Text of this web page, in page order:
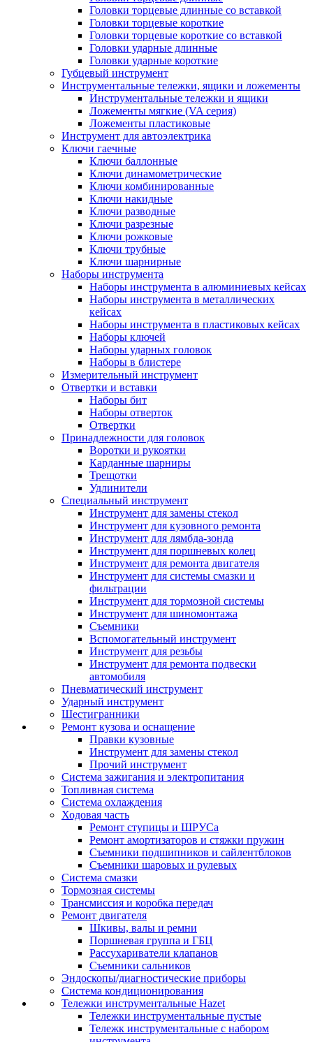
Головки торцевые длинные со вставкой
Головки торцевые короткие
Головки торцевые короткие со вставкой
Головки ударные длинные
Головки ударные короткие
Губцевый инструмент
Инструментальные тележки, ящики и ложементы
Инструментальные тележки и ящики
Ложементы мягкие (VA серия)
Ложементы пластиковые
Инструмент для автоэлектрика
Ключи гаечные
Ключи баллонные
Ключи динамометрические
Ключи комбинированные
Ключи накидные
Ключи разводные
Ключи разрезные
Ключи рожковые
Ключи трубные
Ключи шарнирные
Наборы инструмента
Наборы инструмента в алюминиевых кейсах
Наборы инструмента в металлических
кейсах
Наборы инструмента в пластиковых кейсах
Наборы ключей
Наборы ударных головок
Наборы в блистере
Измерительный инструмент
Отвертки и вставки
Наборы бит
Наборы отверток
Отвертки
Принадлежности для головок
Воротки и рукоятки
Карданные шарниры
Трещотки
Удлинители
Специальный инструмент
Инструмент для замены стекол
Инструмент для кузовного ремонта
Инструмент для лямбда-зонда
Инструмент для поршневых колец
Инструмент для ремонта двигателя
Инструмент для системы смазки и
фильтрации
Инструмент для тормозной системы
Инструмент для шиномонтажа
Съемники
Вспомогательный инструмент
Инструмент для резьбы
Инструмент для ремонта подвески
автомобиля
Пневматический инструмент
Ударный инструмент
Шестигранники
Ремонт кузова и оснащение
Правки кузовные
Инструмент для замены стекол
Прочий инструмент
Система зажигания и электропитания
Топливная система
Система охлаждения
Ходовая часть
Ремонт ступицы и ШРУСа
Ремонт амортизаторов и стяжки пружин
Съемники подшипников и сайлентблоков
Съемники шаровых и рулевых
Система смазки
Тормозная системы
Трансмиссия и коробка передач
Ремонт двигателя
Шкивы, валы и ремни
Поршневая группа и ГБЦ
Рассухариватели клапанов
Съемники сальников
Эндоскопы/диагностические приборы
Система кондиционирования
Тележки инструментальные Hazet
Тележки инструментальные пустые
Тележк инструментальные с набором